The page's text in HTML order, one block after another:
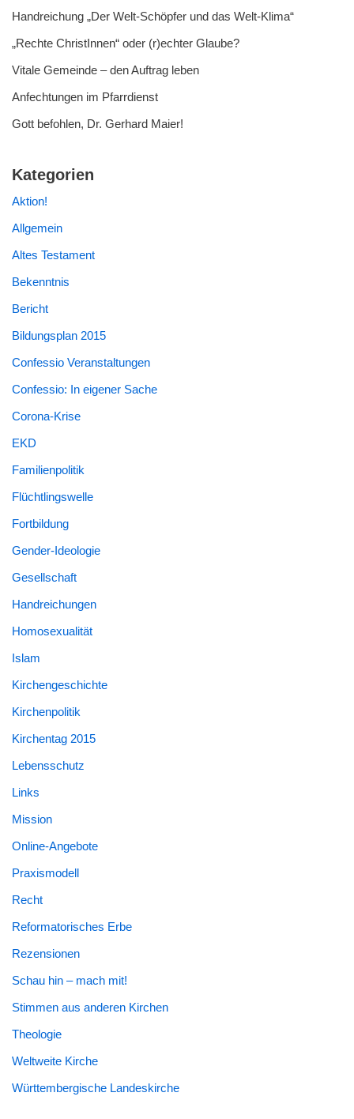
Handreichung „Der Welt-Schöpfer und das Welt-Klima“
„Rechte ChristInnen“ oder (r)echter Glaube?
Vitale Gemeinde – den Auftrag leben
Anfechtungen im Pfarrdienst
Gott befohlen, Dr. Gerhard Maier!
Kategorien
Aktion!
Allgemein
Altes Testament
Bekenntnis
Bericht
Bildungsplan 2015
Confessio Veranstaltungen
Confessio: In eigener Sache
Corona-Krise
EKD
Familienpolitik
Flüchtlingswelle
Fortbildung
Gender-Ideologie
Gesellschaft
Handreichungen
Homosexualität
Islam
Kirchengeschichte
Kirchenpolitik
Kirchentag 2015
Lebensschutz
Links
Mission
Online-Angebote
Praxismodell
Recht
Reformatorisches Erbe
Rezensionen
Schau hin – mach mit!
Stimmen aus anderen Kirchen
Theologie
Weltweite Kirche
Württembergische Landeskirche